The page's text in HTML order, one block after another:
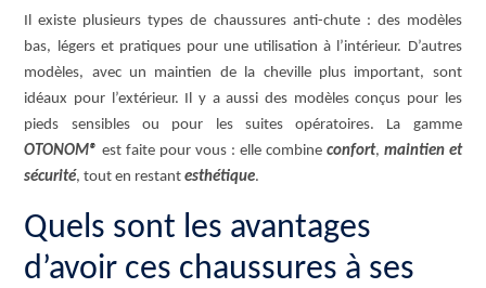
Il existe plusieurs types de chaussures anti-chute : des modèles
bas, légers et pratiques pour une utilisation à l’intérieur. D’autres
modèles, avec un maintien de la cheville plus important, sont
idéaux pour l’extérieur. Il y a aussi des modèles conçus pour les
pieds sensibles ou pour les suites opératoires. La gamme
OTONOM®est faite pour vous : elle combine confort, maintien et
sécurité, tout en restantesthétique.
Quels sont les avantages
d’avoir ces chaussures à ses